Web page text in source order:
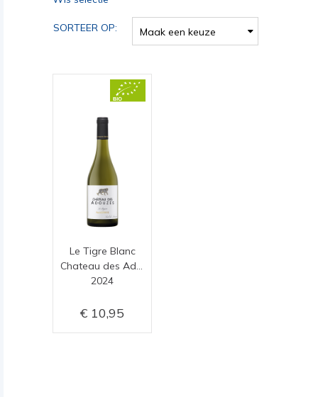
SORTEER OP: Maak een keuze
Le Tigre Blanc
Chateau des Adouzes
2024
10,95